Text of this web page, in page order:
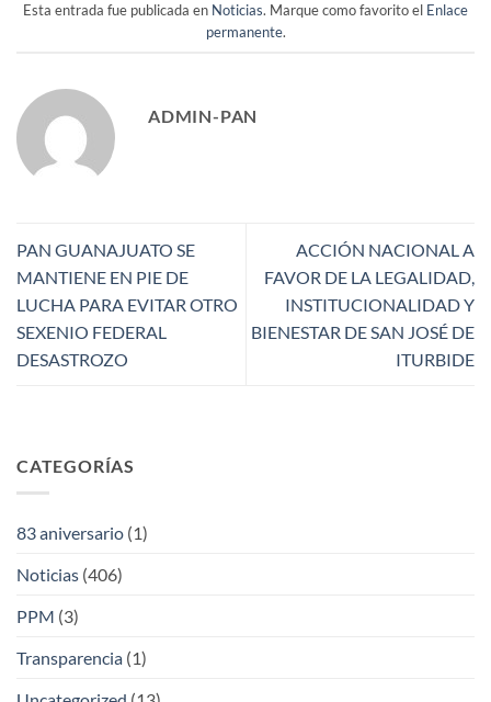
Esta entrada fue publicada en Noticias. Marque como favorito el Enlace
permanente.
ADMIN-PAN
PAN GUANAJUATO SE
MANTIENE EN PIE DE
LUCHA PARA EVITAR OTRO
SEXENIO FEDERAL
DESASTROZO
ACCIÓN NACIONAL A
FAVOR DE LA LEGALIDAD,
INSTITUCIONALIDAD Y
BIENESTAR DE SAN JOSÉ DE
ITURBIDE
CATEGORÍAS
83 aniversario (1)
Noticias (406)
PPM (3)
Transparencia (1)